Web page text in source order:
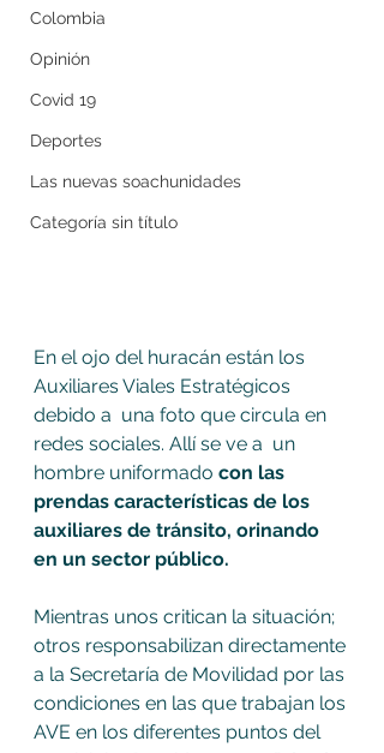
Colombia
Opinión
Covid 19
Deportes
Las nuevas soachunidades
Categoría sin título
En el ojo del huracán están los
Auxiliares Viales Estratégicos
debido a  una foto que circula en
redes sociales. Allí se ve a  un
hombre uniformado con las
prendas características de los
auxiliares de tránsito, orinando
en un sector público.
Mientras unos critican la situación;
otros responsabilizan directamente
a la Secretaría de Movilidad por las
condiciones en las que trabajan los
AVE en los diferentes puntos del